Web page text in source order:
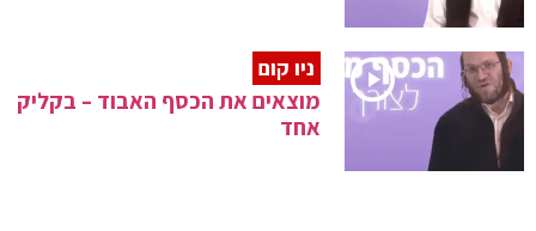
ניו קום
מוצאים את הכסף האבוד – בקליק
אחד